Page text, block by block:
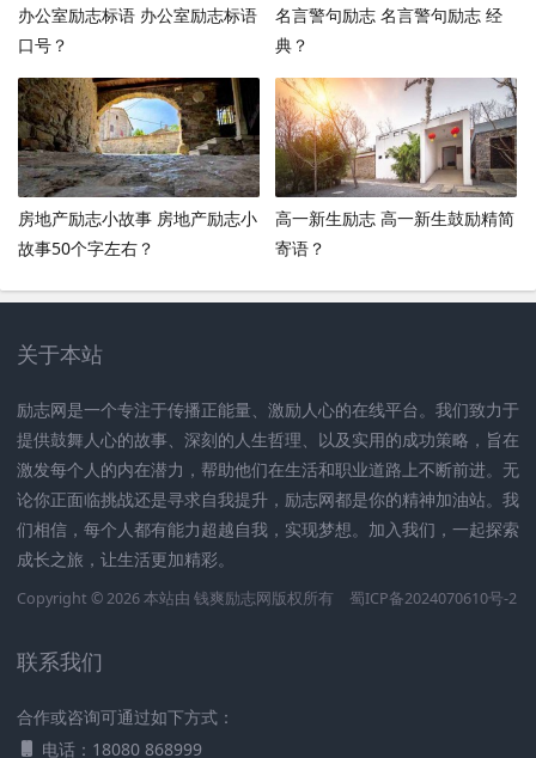
办公室励志标语 办公室励志标语
口号？
名言警句励志 名言警句励志 经
典？
房地产励志小故事 房地产励志小
故事50个字左右？
高一新生励志 高一新生鼓励精简
寄语？
关于本站
励志网是一个专注于传播正能量、激励人心的在线平台。我们致力于
提供鼓舞人心的故事、深刻的人生哲理、以及实用的成功策略，旨在
激发每个人的内在潜力，帮助他们在生活和职业道路上不断前进。无
论你正面临挑战还是寻求自我提升，励志网都是你的精神加油站。我
们相信，每个人都有能力超越自我，实现梦想。加入我们，一起探索
成长之旅，让生活更加精彩。
Copyright © 2026 本站由 钱爽励志网版权所有 蜀ICP备2024070610号-2
联系我们
合作或咨询可通过如下方式：
电话：18080 868999